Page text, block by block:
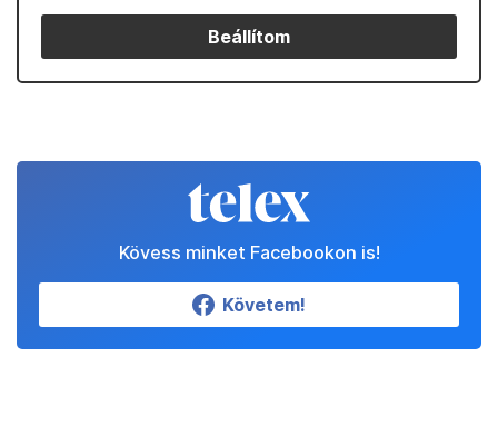
Beállítom
Kövess minket Facebookon is!
Követem!